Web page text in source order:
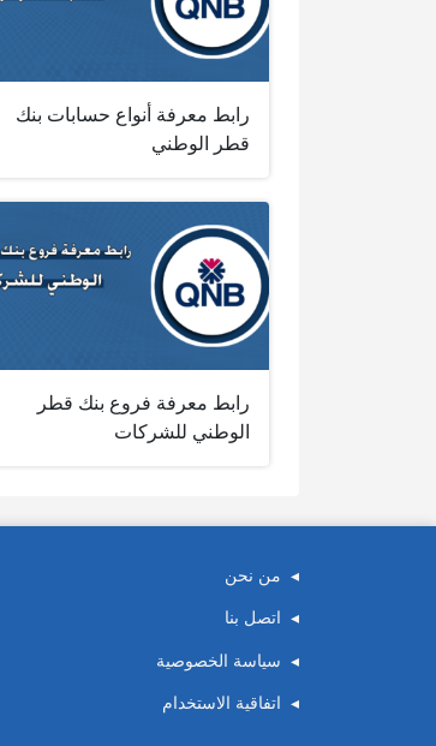
رابط معرفة أنواع حسابات بنك
قطر الوطني
رابط معرفة فروع بنك قطر
الوطني للشركات
من نحن
اتصل بنا
سياسة الخصوصية
اتفاقية الاستخدام